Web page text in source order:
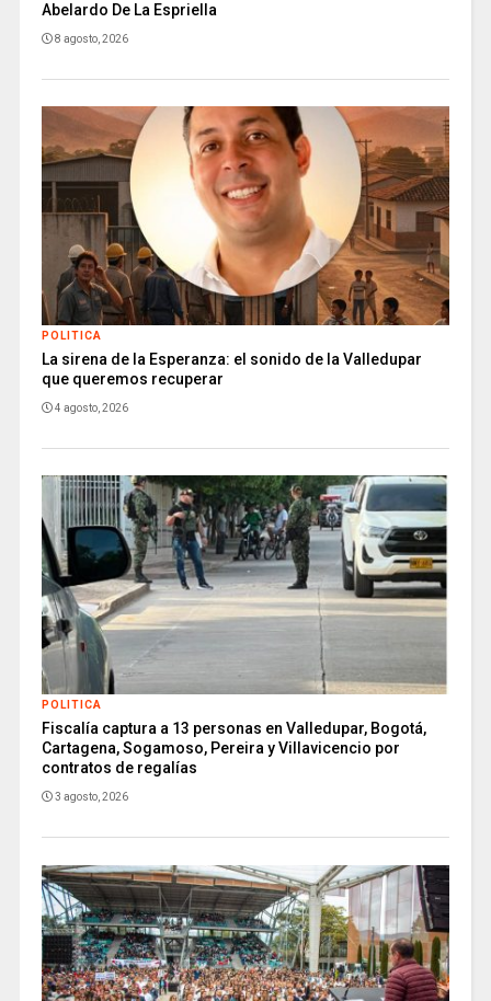
Abelardo De La Espriella
8 agosto, 2026
POLITICA
La sirena de la Esperanza: el sonido de la Valledupar
que queremos recuperar
4 agosto, 2026
POLITICA
Fiscalía captura a 13 personas en Valledupar, Bogotá,
Cartagena, Sogamoso, Pereira y Villavicencio por
contratos de regalías
3 agosto, 2026